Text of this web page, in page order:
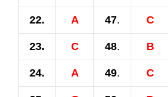
22. A 47. C
23. C 48. B
24. A 49. C